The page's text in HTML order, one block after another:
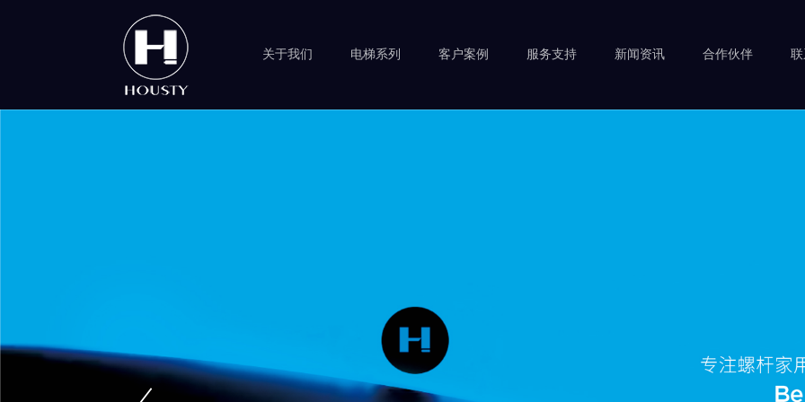
关于我们 电梯系列 客户案例 服务支持 新闻资讯 合作伙伴